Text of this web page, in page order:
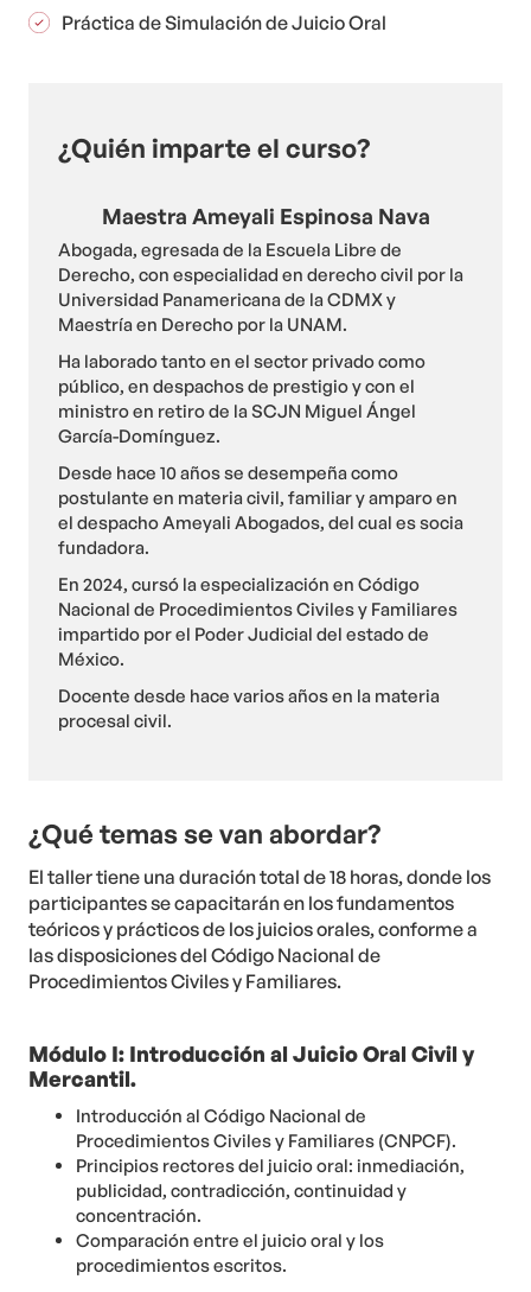
Práctica de Simulación de Juicio Oral
¿Quién imparte el curso?
Maestra Ameyali Espinosa Nava
Abogada, egresada de la Escuela Libre de
Derecho, con especialidad en derecho civil por la
Universidad Panamericana de la CDMX y
Maestría en Derecho por la UNAM.
Ha laborado tanto en el sector privado como
público, en despachos de prestigio y con el
ministro en retiro de la SCJN Miguel Ángel
García-Domínguez.
Desde hace 10 años se desempeña como
postulante en materia civil, familiar y amparo en
el despacho Ameyali Abogados, del cual es socia
fundadora.
En 2024, cursó la especialización en Código
Nacional de Procedimientos Civiles y Familiares
impartido por el Poder Judicial del estado de
México.
Docente desde hace varios años en la materia
procesal civil.
¿Qué temas se van abordar?
El taller tiene una duración total de 18 horas, donde los
participantes se capacitarán en los fundamentos
teóricos y prácticos de los juicios orales, conforme a
las disposiciones del Código Nacional de
Procedimientos Civiles y Familiares.
Módulo I: Introducción al Juicio Oral Civil y
Mercantil.
Introducción al Código Nacional de
Procedimientos Civiles y Familiares (CNPCF).
Principios rectores del juicio oral: inmediación,
publicidad, contradicción, continuidad y
concentración.
Comparación entre el juicio oral y los
procedimientos escritos.